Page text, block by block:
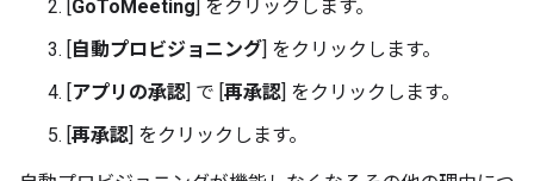
[GoToMeeting] をクリックします。
[自動プロビジョニング] をクリックします。
[アプリの承認] で [再承認] をクリックします。
[再承認] をクリックします。